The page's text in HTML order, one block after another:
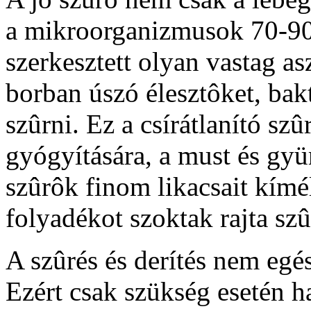
a mikroorganizmusok 70-
szerkesztett olyan vastag
borban úszó élesztôket,
szûrni. Ez a csírátlanító
gyógyítására, a must és
szûrôk finom likacsait
folyadékot szoktak rajta
A szûrés és derítés nem
Ezért csak szükség esetén